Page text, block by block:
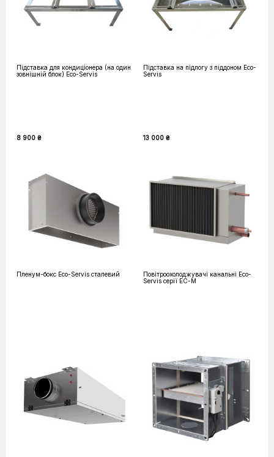
Підставка для кондиціонера (на один
зовнішній блок) Eco-Servis
8 900 ₴
Підставка на підлогу з піддоном Eco-
Servis
13 000 ₴
Пленум-бокс Eco-Servis сталевий
Повітроохолоджувачі канальні Eco-
Servis серії EC-M